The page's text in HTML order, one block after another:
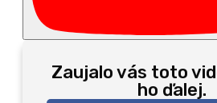
Zaujalo vás toto
ho ďalej.